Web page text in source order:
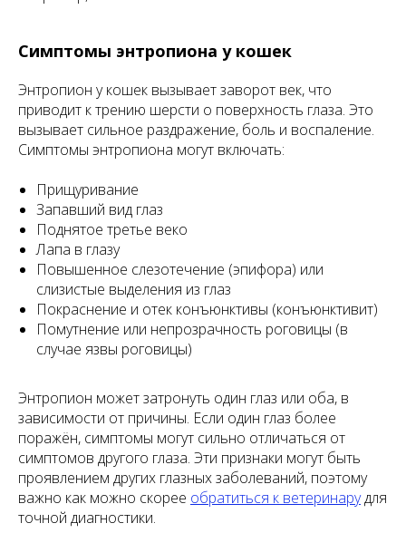
Симптомы энтропиона у кошек
Энтропион у кошек вызывает заворот век, что
приводит к трению шерсти о поверхность глаза. Это
вызывает сильное раздражение, боль и воспаление.
Симптомы энтропиона могут включать:
Прищуривание
Запавший вид глаз
Поднятое третье веко
Лапа в глазу
Повышенное слезотечение (эпифора) или
слизистые выделения из глаз
Покраснение и отек конъюнктивы (конъюнктивит)
Помутнение или непрозрачность роговицы (в
случае язвы роговицы)
Энтропион может затронуть один глаз или оба, в
зависимости от причины. Если один глаз более
поражён, симптомы могут сильно отличаться от
симптомов другого глаза. Эти признаки могут быть
проявлением других глазных заболеваний, поэтому
важно как можно скорее обратиться к ветеринарудля
точной диагностики.